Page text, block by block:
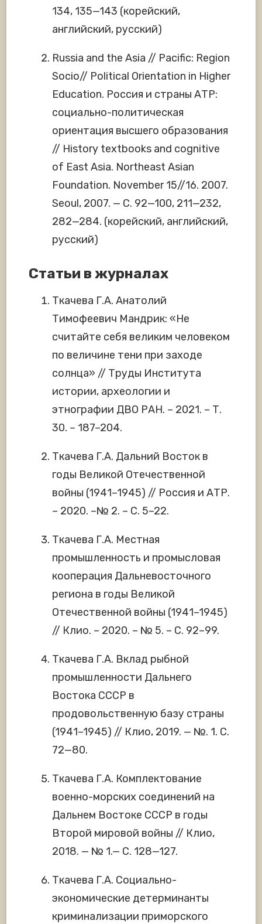
134, 135—143 (корейский,
английский, русский)
Russia and the Asia // Pacific: Region
Socio// Political Orientation in Higher
Education. Россия и страны АТР:
социально-политическая
ориентация высшего образования
// History textbooks and cognitive
of East Asia. Northeast Asian
Foundation. November 15//16. 2007.
Seoul, 2007. — С. 92—100, 211—232,
282—284. (корейский, английский,
русский)
Статьи в журналах
Ткачева Г.А. Анатолий
Тимофеевич Мандрик: «Не
считайте себя великим человеком
по величине тени при заходе
солнца» // Труды Института
истории, археологии и
этнографии ДВО РАН. – 2021. – Т.
30. – 187–204.
Ткачева Г.А. Дальний Восток в
годы Великой Отечественной
войны (1941–1945) // Россия и АТР.
– 2020. –№ 2. – С. 5–22.
Ткачева Г.А. Местная
промышленность и промысловая
кооперация Дальневосточного
региона в годы Великой
Отечественной войны (1941–1945)
// Клио. – 2020. – № 5. – С. 92–99.
Ткачева Г.А. Вклад рыбной
промышленности Дальнего
Востока СССР в
продовольственную базу страны
(1941–1945) // Клио, 2019. — №. 1. С.
72—80.
Ткачева Г.А. Комплектование
военно-морских соединений на
Дальнем Востоке СССР в годы
Второй мировой войны // Клио,
2018. — № 1.— С. 128—127.
Ткачева Г.А. Социально-
экономические детерминанты
криминализации приморского